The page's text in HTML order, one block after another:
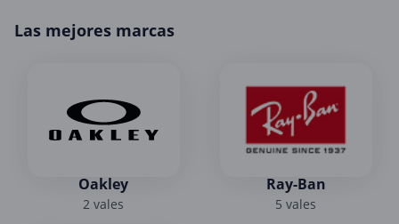
Las mejores marcas
Oakley
2 vales
Ray-Ban
5 vales